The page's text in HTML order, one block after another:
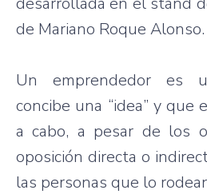
de Mariano Roque Alonso.
Un emprendedor es
concibe una “idea” y que
acabo, a pesar de los
oposición directa o
las personas que lo